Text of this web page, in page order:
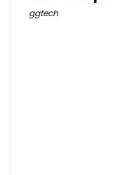
ggtech